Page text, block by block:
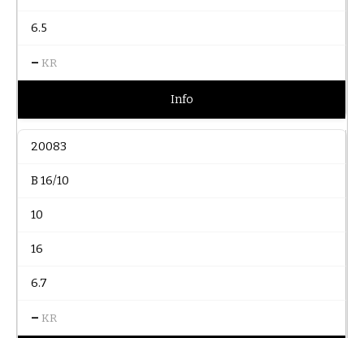
6.5
– KR
Info
20083
B 16/10
10
16
6.7
– KR